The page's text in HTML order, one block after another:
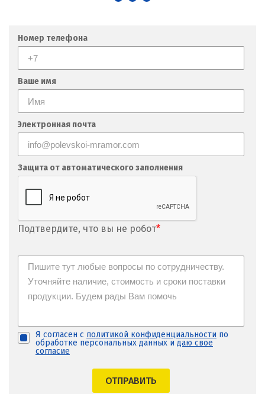
Номер телефона
Ваше имя
Электронная почта
Защита от автоматического заполнения
Подтвердите, что вы не робот*
Я согласен с политикой конфиденциальности по
обработке персональных данных и даю свое
согласие
ОТПРАВИТЬ